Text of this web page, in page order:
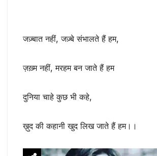
जज़्बात नहीं, जज़्बे संभालते हैं हम,
ज़ख़्म नहीं, मरहम बन जाते हैं हम
दुनिया चाहे कुछ भी कहे,
ख़ुद की कहानी खुद लिख जाते हैं हम।।